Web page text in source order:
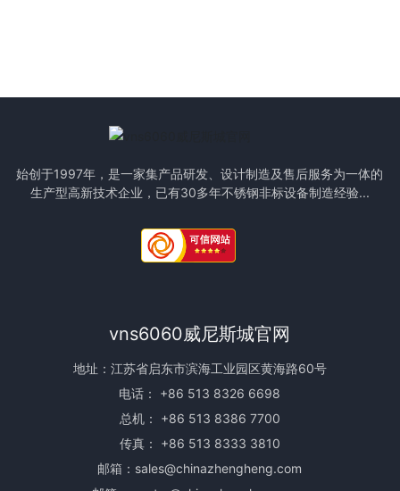
始创于1997年，是一家集产品研发、设计制造及售后服务为一体的
生产型高新技术企业，已有30多年不锈钢非标设备制造经验...
vns6060威尼斯城官网
地址：江苏省启东市滨海工业园区黄海路60号
电话： +86 513 8326 6698
总机： +86 513 8386 7700
传真： +86 513 8333 3810
邮箱： sales@chinazhengheng.com